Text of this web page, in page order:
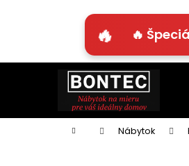
🔥
Domov Nábytok
í
obchodu
obchodu